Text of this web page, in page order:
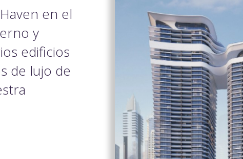
en el
y
edificios
de lujo de